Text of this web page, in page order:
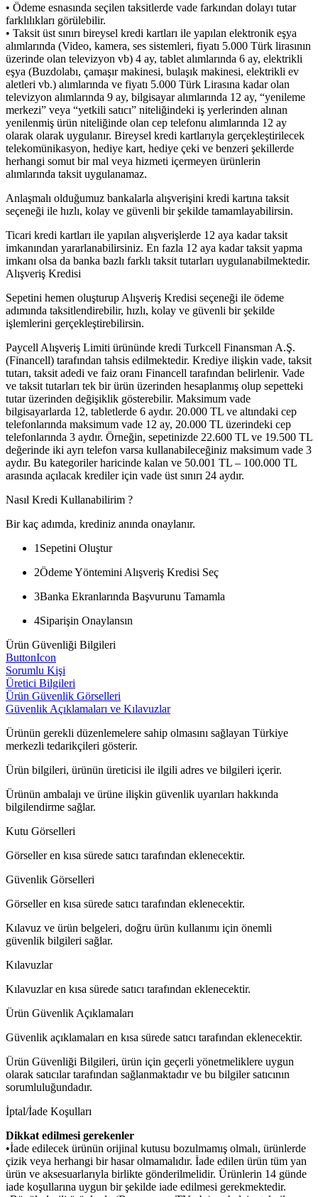
• Ödeme esnasında seçilen taksitlerde vade farkından dolayı tutar
farklılıkları görülebilir.
• Taksit üst sınırı bireysel kredi kartları ile yapılan elektronik eşya
alımlarında (Video, kamera, ses sistemleri, fiyatı 5.000 Türk lirasının
üzerinde olan televizyon vb) 4 ay, tablet alımlarında 6 ay, elektrikli
eşya (Buzdolabı, çamaşır makinesi, bulaşık makinesi, elektrikli ev
aletleri vb.) alımlarında ve fiyatı 5.000 Türk Lirasına kadar olan
televizyon alımlarında 9 ay, bilgisayar alımlarında 12 ay, “yenileme
merkezi” veya “yetkili satıcı” niteliğindeki iş yerlerinden alınan
yenilenmiş ürün niteliğinde olan cep telefonu alımlarında 12 ay
olarak olarak uygulanır. Bireysel kredi kartlarıyla gerçekleştirilecek
telekomünikasyon, hediye kart, hediye çeki ve benzeri şekillerde
herhangi somut bir mal veya hizmeti içermeyen ürünlerin
alımlarında taksit uygulanamaz.
Anlaşmalı olduğumuz bankalarla alışverişini kredi kartına taksit
seçeneği ile hızlı, kolay ve güvenli bir şekilde tamamlayabilirsin.
Ticari kredi kartları ile yapılan alışverişlerde 12 aya kadar taksit
imkanından yararlanabilirsiniz. En fazla 12 aya kadar taksit yapma
imkanı olsa da banka bazlı farklı taksit tutarları uygulanabilmektedir.
Alışveriş Kredisi
Sepetini hemen oluşturup Alışveriş Kredisi seçeneği ile ödeme
adımında taksitlendirebilir, hızlı, kolay ve güvenli bir şekilde
işlemlerini gerçekleştirebilirsin.
Paycell Alışveriş Limiti ürününde kredi Turkcell Finansman A.Ş.
(Financell) tarafından tahsis edilmektedir. Krediye ilişkin vade, taksit
tutarı, taksit adedi ve faiz oranı Financell tarafından belirlenir. Vade
ve taksit tutarları tek bir ürün üzerinden hesaplanmış olup sepetteki
tutar üzerinden değişiklik gösterebilir. Maksimum vade
bilgisayarlarda 12, tabletlerde 6 aydır. 20.000 TL ve altındaki cep
telefonlarında maksimum vade 12 ay, 20.000 TL üzerindeki cep
telefonlarında 3 aydır. Örneğin, sepetinizde 22.600 TL ve 19.500 TL
değerinde iki ayrı telefon varsa kullanabileceğiniz maksimum vade 3
aydır. Bu kategoriler haricinde kalan ve 50.001 TL – 100.000 TL
arasında açılacak krediler için vade üst sınırı 24 aydır.
Nasıl Kredi Kullanabilirim ?
Bir kaç adımda, krediniz anında onaylanır.
1 Sepetini Oluştur
2Ödeme Yöntemini Alışveriş Kredisi Seç
3Banka Ekranlarında Başvurunu Tamamla
4Siparişin Onaylansın
Ürün Güvenliği Bilgileri
ButtonIcon
Sorumlu Kişi
Üretici Bilgileri
Ürün Güvenlik Görselleri
Güvenlik Açıklamaları ve Kılavuzlar
Ürünün gerekli düzenlemelere sahip olmasını sağlayan Türkiye
merkezli tedarikçileri gösterir.
Ürün bilgileri, ürünün üreticisi ile ilgili adres ve bilgileri içerir.
Ürünün ambalajı ve ürüne ilişkin güvenlik uyarıları hakkında
bilgilendirme sağlar.
Kutu Görselleri
Görseller en kısa sürede satıcı tarafından eklenecektir.
Güvenlik Görselleri
Görseller en kısa sürede satıcı tarafından eklenecektir.
Kılavuz ve ürün belgeleri, doğru ürün kullanımı için önemli
güvenlik bilgileri sağlar.
Kılavuzlar
Kılavuzlar en kısa sürede satıcı tarafından eklenecektir.
Ürün Güvenlik Açıklamaları
Güvenlik açıklamaları en kısa sürede satıcı tarafından eklenecektir.
Ürün Güvenliği Bilgileri, ürün için geçerli yönetmeliklere uygun
olarak satıcılar tarafından sağlanmaktadır ve bu bilgiler satıcının
sorumluluğundadır.
İptal/İade Koşulları
Dikkat edilmesi gerekenler
•İade edilecek ürünün orijinal kutusu bozulmamış olmalı, ürünlerde
çizik veya herhangi bir hasar olmamalıdır. İade edilen ürün tüm yan
ürün ve aksesuarlarıyla birlikte gönderilmelidir. Ürünlerin 14 günde
iade koşullarına uygun bir şekilde iade edilmesi gerekmektedir.